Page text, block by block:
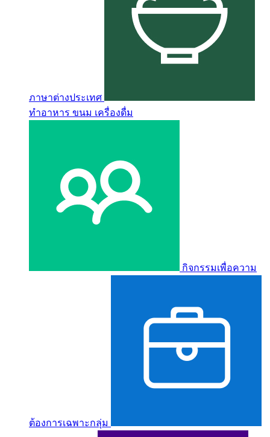
ภาษาต่างประเทศ
ทำอาหาร ขนม เครื่องดื่ม
กิจกรรมเพื่อความ
ต้องการเฉพาะกลุ่ม